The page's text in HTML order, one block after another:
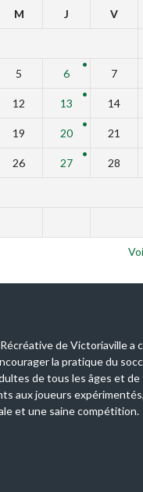
M J V
5 6 7
12 13 14
19 20 21
26 27 28
de Victoriaville a
la pratique du
de tous les âges et de
aux joueurs
et une saine compétition.